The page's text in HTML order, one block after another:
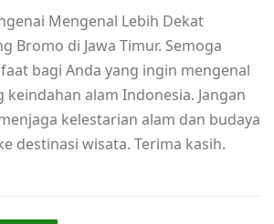
Mengenal Lebih Dekat
Bromo di Jawa Timur. Semoga
bagi Anda yang ingin mengenal
alam Indonesia. Jangan
kelestarian alam dan budaya
destinasi wisata. Terima kasih.